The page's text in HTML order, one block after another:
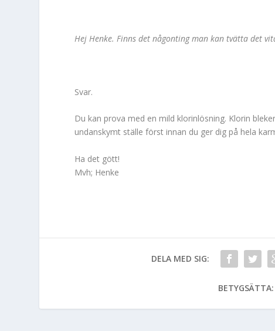
Hej Henke. Finns det någonting man kan tvätta det
Svar.
Du kan prova med en mild klorinlösning. Klorin
undanskymt ställe först innan du ger dig på hela
Ha det gött!
Mvh; Henke
DELA MED SIG:
BETYGSÄTTA: